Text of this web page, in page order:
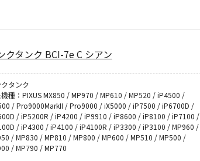
クタンク BCI-7e C シアン
タンク
種：PIXUS MX850 / MP970 / MP610 / MP520 / iP4500 /
/ Pro9000MarkII / Pro9000 / iX5000 / iP7500 / iP6700D /
/ iP5200R / iP4200 / iP9910 / iP8600 / iP8100 / iP7100 /
/ iP4300 / iP4100 / iP4100R / iP3300 / iP3100 / MP960 /
/ MP830 / MP810 / MP800 / MP600 / MP510 / MP500 /
/ MP790 / MP770